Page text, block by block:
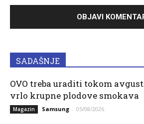
SADAŠNJE
OVO treba uraditi tokom
vrlo krupne plodove smokava
Magazin Samsung - 05/08/2026